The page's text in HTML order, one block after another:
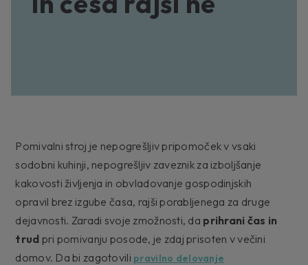
Pomivalni stroj je nepogrešljiv pripomoček v vsaki
sodobni kuhinji, nepogrešljiv zaveznik za izboljšanje
kakovosti življenja in obvladovanje gospodinjskih
opravil brez izgube časa, rajši porabljenega za druge
dejavnosti. Zaradi svoje zmožnosti, da prihrani čas in
trud pri pomivanju posode, je zdaj prisoten v večini
domov. Da bi zagotovili pravilno delovanje